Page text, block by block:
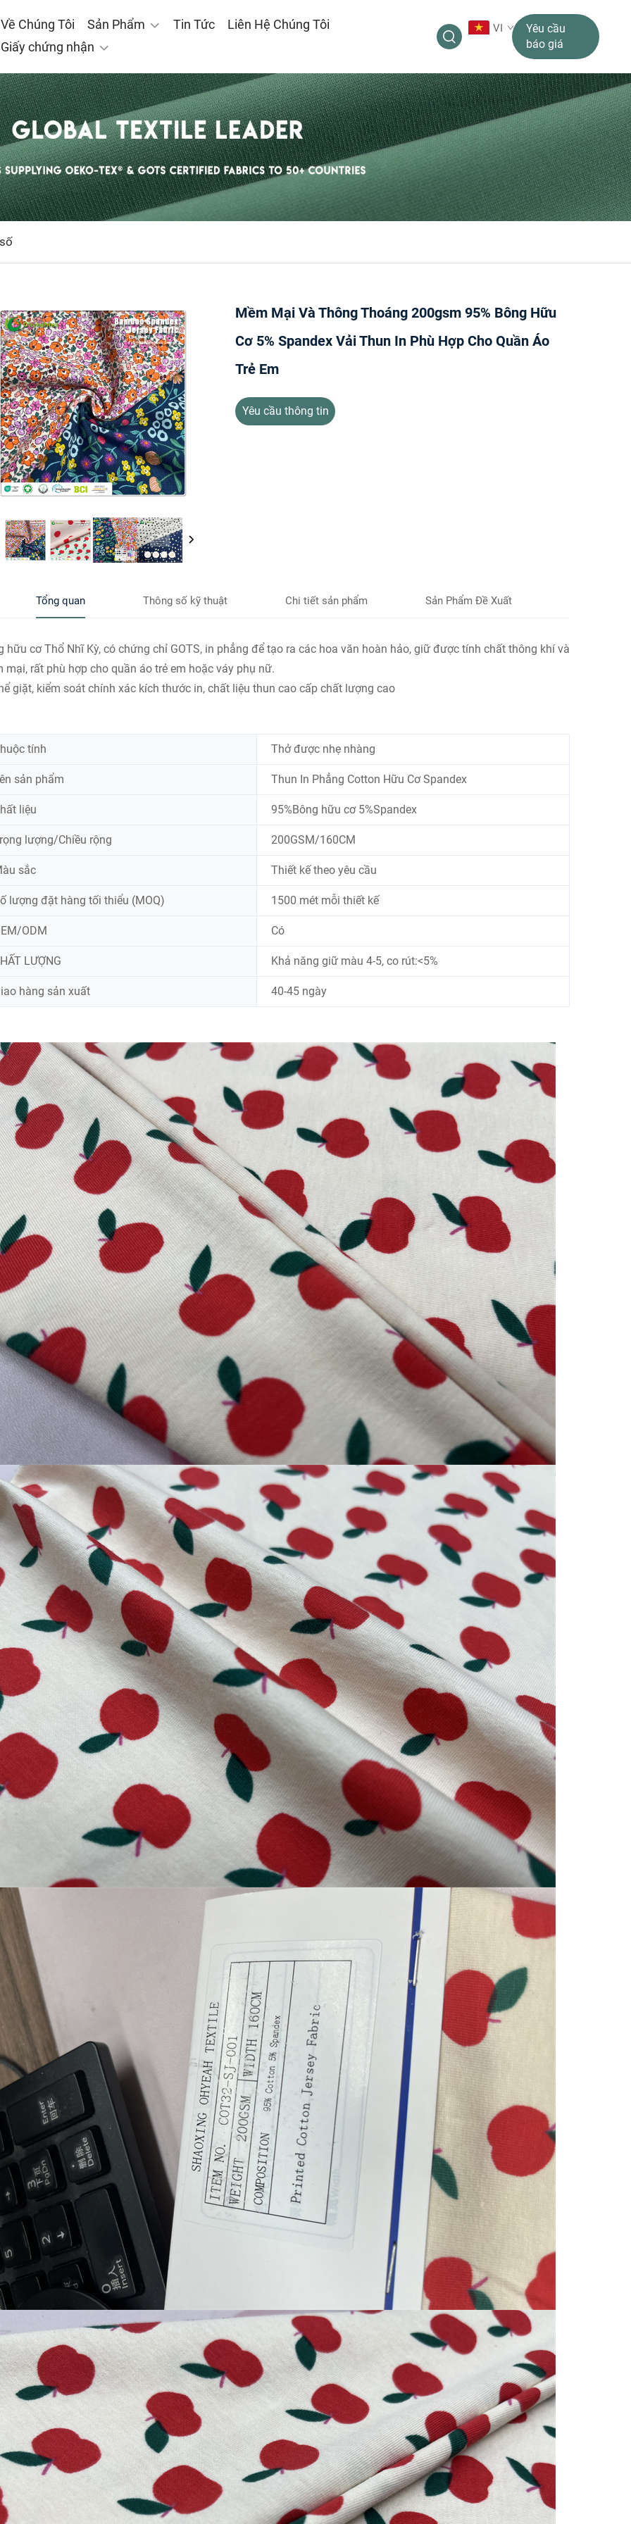
Chúng Tôi Sản Phẩm Tin Tức
Liên Hệ Chúng Tôi
Giấy chứng nhận
VI
Yêu cầu
báo giá
Mềm Mại Và Thông Thoáng 200gsm 95% Bông Hữu
Cơ 5% Spandex Vải Thun In Phù Hợp Cho Quần Áo
Trẻ Em
Yêu cầu thông tin
Tổng quan Thông số kỹ thuật Chi tiết sản phẩm Sản Phẩm Đề Xuất
hữu cơ Thổ Nhĩ Kỳ, có chứng chỉ GOTS, in phẳng để tạo ra các hoa văn hoàn hảo, giữ được tính chất thông khí và
mại, rất phù hợp cho quần áo trẻ em hoặc váy phụ nữ.
giặt, kiểm soát chính xác kích thước in, chất liệu thun cao cấp chất lượng cao
tính Thở được nhẹ nhàng
sản phẩm Thun In Phẳng Cotton Hữu Cơ Spandex
liệu 95%Bông hữu cơ 5%Spandex
lượng/Chiều rộng 200GSM/160CM
sắc Thiết kế theo yêu cầu
lượng đặt hàng tối thiểu (MOQ) 1500 mét mỗi thiết kế
ODM Có
LƯỢNG Khả năng giữ màu 4-5, co rút:<5%
hàng sản xuất 40-45 ngày